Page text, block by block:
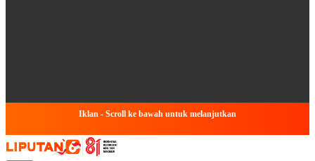
Iklan - Scroll ke bawah untuk melanjutkan